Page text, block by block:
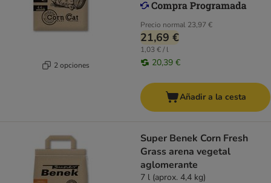
2 opciones
Precio normal 23,97 €
21,69 €
1,03 € / l
20,39 €
Añadir a la cesta
Super Benek Corn Fresh
Grass arena vegetal
aglomerante
7 l (aprox. 4,4 kg)